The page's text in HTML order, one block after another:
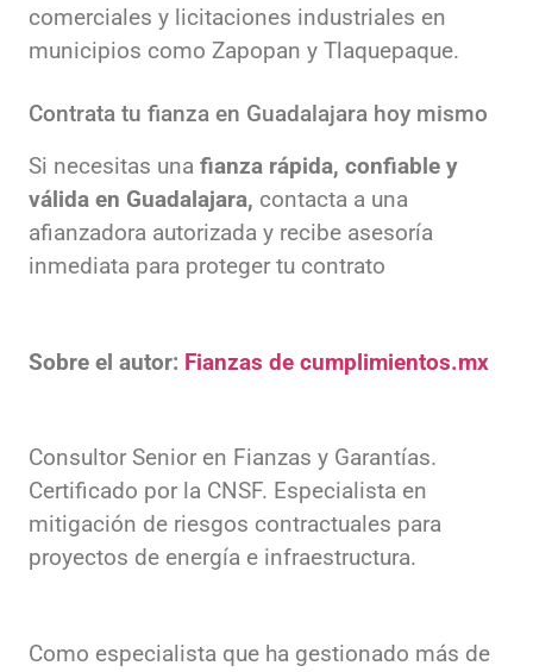
comerciales y licitaciones industriales en
municipios como Zapopan y Tlaquepaque.
Contrata tu fianza en Guadalajara hoy mismo
Si necesitas una fianza rápida, confiable y
válida en Guadalajara, contacta a una
afianzadora autorizada y recibe asesoría
inmediata para proteger tu contrato
Sobre el autor: Fianzas de cumplimientos.mx
Consultor Senior en Fianzas y Garantías.
Certificado por la CNSF. Especialista en
mitigación de riesgos contractuales para
proyectos de energía e infraestructura.
Como especialista que ha gestionado más de